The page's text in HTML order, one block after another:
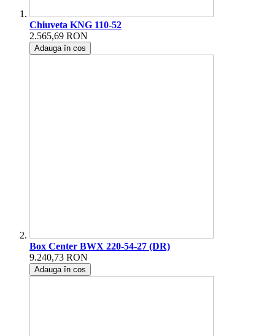
Chiuveta KNG 110-52
2.565,69 RON
Adauga în cos
Box Center BWX 220-54-27 (DR)
9.240,73 RON
Adauga în cos